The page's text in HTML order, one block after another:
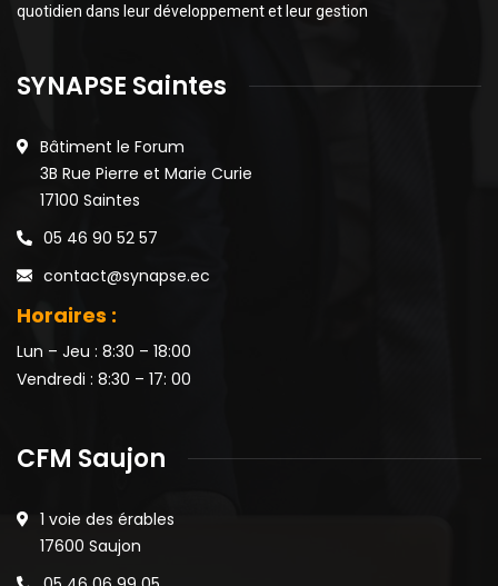
quotidien dans leur développement et leur gestion
SYNAPSE Saintes
Bâtiment le Forum
3B Rue Pierre et Marie Curie
17100 Saintes
05 46 90 52 57
contact@synapse.ec
Horaires :
Lun – Jeu : 8:30 – 18:00
Vendredi : 8:30 – 17: 00
CFM Saujon
1 voie des érables
17600 Saujon